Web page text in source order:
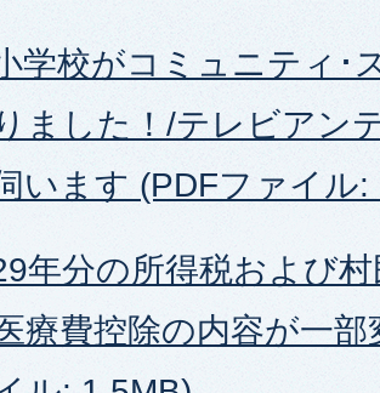
学校がコミュニティ･
ました！/テレビアン
います (PDFファイル:
年分の所得税および
療費控除の内容が一